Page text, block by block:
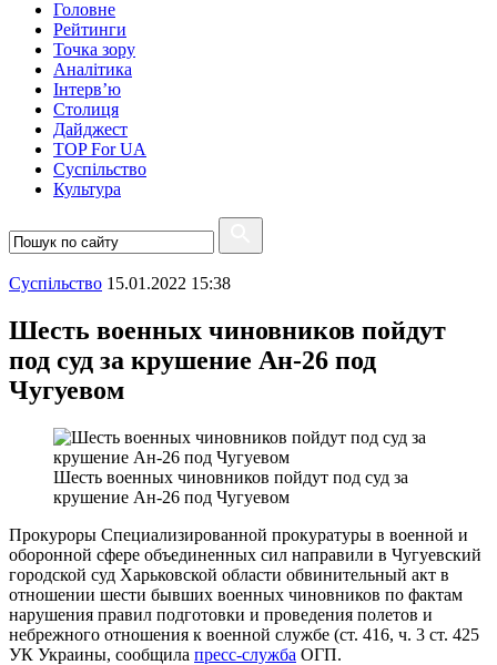
Головне
Рейтинги
Точка зору
Аналітика
Інтерв’ю
Столиця
Дайджест
TOP For UA
Суспiльство
Культура
Суспiльство 15.01.2022 15:38
Шесть военных чиновников пойдут
под суд за крушение Ан-26 под
Чугуевом
Шесть военных чиновников пойдут под суд за
крушение Ан-26 под Чугуевом
Прокуроры Специализированной прокуратуры в военной и
оборонной сфере объединенных сил направили в Чугуевский
городской суд Харьковской области обвинительный акт в
отношении шести бывших военных чиновников по фактам
нарушения правил подготовки и проведения полетов и
небрежного отношения к военной службе (ст. 416, ч. 3 ст. 425
УК Украины, сообщила пресс-служба ОГП.